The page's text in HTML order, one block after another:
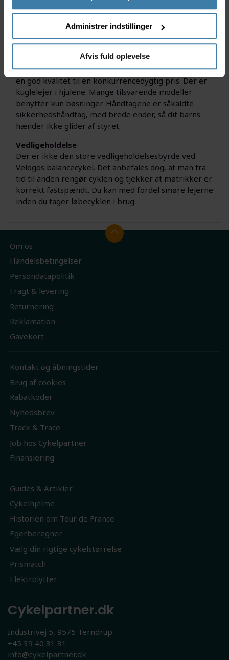
Administrer indstillinger
Afvis fuld oplevelse
Punkterfrie dæk.
Hjul: sort PVC plast
Vægt: 2,8 kg
Velogo er Cykelpartners eget brand. En løbecykel i
en god kvalitet til en konkurrencedygtig pris. Der er
kuglelejer i hjulene. Mange tilsvarende modeller
benytter kun bøsninger. Håndtagene er såkaldte
sikkerhedshåndtag, med brede ender, så dit barns
hænder ikke glider af styret.
Vedligeholdelse
Der er ikke den store vedligeholdelsesbyrde ved
Velogos balancecykel. Det anbefales dog, at man fra
tid til anden rengør cyklen og tjekker at møtrikker er
korrekt fastspændt. Du kan med fordel smøre lejerne
inden du tager løbecyklen i brug.
Om os
Handelsbetingelser
Persondatapolitik
Fragt & levering
Returnering
Reklamation
Gavekort
Kontakt og åbningstider
Brug af cookies
Rabatkoder
Nyhedsbrev
Track & Trace
Job hos Cykelpartner
Finansiering
Guides & Artikler
Cykelhjelme
Historien om Tour de France
Egerberegner
Vælg din rigtige cykelstørrelse
Prismatch
Elektrolytter
Cykelpartner.dk
Industrivej 5, 9575 Terndrup
+45 39 40 31 31
info@cykelpartner.dk